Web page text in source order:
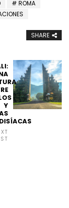
ROMA
SHARE
Y